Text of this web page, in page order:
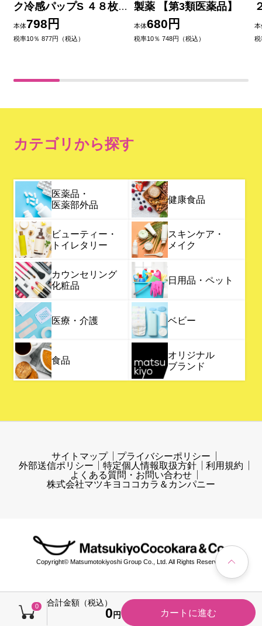
0 合計金額（税込）
0 円 カートに進む
ク冷感パップS ４８枚
【第3類医薬品】
本体798円
税率10％ 877円（税込）
製薬 【第3類医薬品】
本体680円
税率10％ 748円（税込）
本
税
カテゴリから探す
医薬品・
医薬部外品
健康食品
ビューティー・
トイレタリー
スキンケア・
メイク
カウンセリング
化粧品
日用品・ペット
医療・介護 ベビー
食品
オリジナル
ブランド
サイトマップ
プライバシーポリシー
外部送信ポリシー
特定個人情報取扱方針
利用規約
よくある質問・お問い合わせ
株式会社マツキヨココカラ＆カンパニー
Copyright© Matsumotokiyoshi Group Co., Ltd. All Rights Reserved.